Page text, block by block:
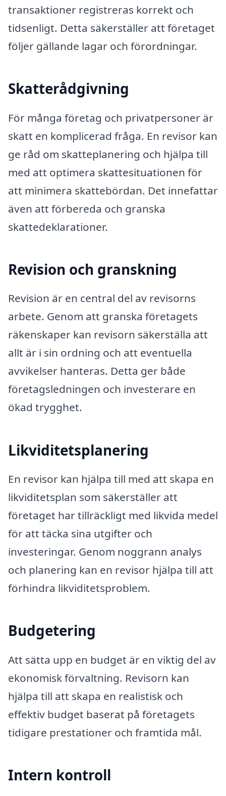
transaktioner registreras korrekt och
tidsenligt. Detta säkerställer att företaget
följer gällande lagar och förordningar.
Skatterådgivning
För många företag och privatpersoner är
skatt en komplicerad fråga. En revisor kan
ge råd om skatteplanering och hjälpa till
med att optimera skattesituationen för
att minimera skattebördan. Det innefattar
även att förbereda och granska
skattedeklarationer.
Revision och granskning
Revision är en central del av revisorns
arbete. Genom att granska företagets
räkenskaper kan revisorn säkerställa att
allt är i sin ordning och att eventuella
avvikelser hanteras. Detta ger både
företagsledningen och investerare en
ökad trygghet.
Likviditetsplanering
En revisor kan hjälpa till med att skapa en
likviditetsplan som säkerställer att
företaget har tillräckligt med likvida medel
för att täcka sina utgifter och
investeringar. Genom noggrann analys
och planering kan en revisor hjälpa till att
förhindra likviditetsproblem.
Budgetering
Att sätta upp en budget är en viktig del av
ekonomisk förvaltning. Revisorn kan
hjälpa till att skapa en realistisk och
effektiv budget baserat på företagets
tidigare prestationer och framtida mål.
Intern kontroll